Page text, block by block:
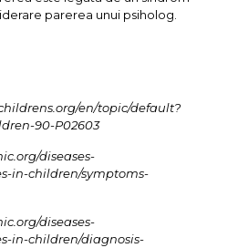
parerea unui psiholog.
en/topic/default?
90-P02603
diseases-
in-children/symptoms-
diseases-
in-children/diagnosis-